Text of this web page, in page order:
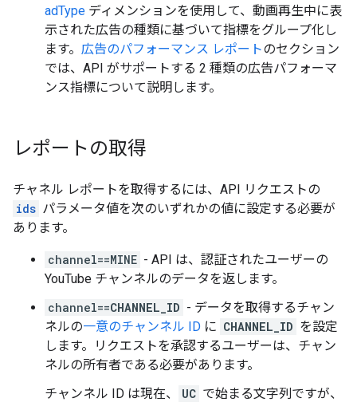
adType ディメンションを使用して、動画再生中に表
示された広告の種類に基づいて指標をグループ化し
ます。 広告のパフォーマンス レポートのセクション
では、API がサポートする 2 種類の広告パフォーマ
ンス指標について説明します。
レポートの取得
チャネル レポートを取得するには、API リクエストの
ids パラメータ値を次のいずれかの値に設定する必要が
あります。
channel==MINE - API は、認証されたユーザーの
YouTube チャンネルのデータを返します。
channel==CHANNEL_ID - データを取得するチャン
ネルの一意のチャンネル ID に CHANNEL_ID を設定
します。リクエストを承認するユーザーは、チャン
ネルの所有者である必要があります。
チャンネル ID は現在、
UC で始まる文字列ですが、